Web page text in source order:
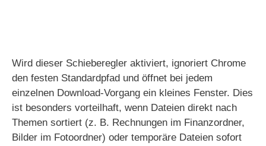
Wird dieser Schieberegler aktiviert, ignoriert Chrome
den festen Standardpfad und öffnet bei jedem
einzelnen Download-Vorgang ein kleines Fenster. Dies
ist besonders vorteilhaft, wenn Dateien direkt nach
Themen sortiert (z. B. Rechnungen im Finanzordner,
Bilder im Fotoordner) oder temporäre Dateien sofort